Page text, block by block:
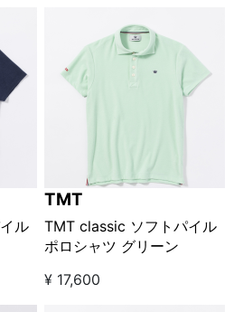
ル
TMT
TMT classic ソフトパイル
ポロシャツ グリーン
¥ 17,600